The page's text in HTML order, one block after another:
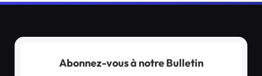
Abonnez-vous à notre Bulletin